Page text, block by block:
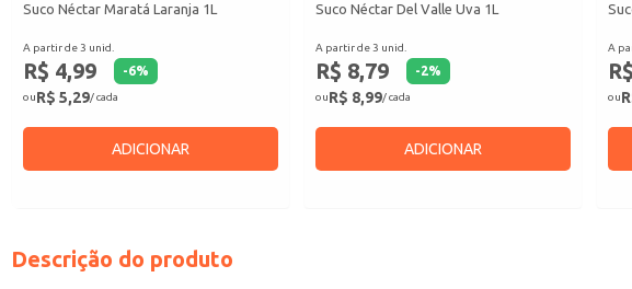
Suco Néctar Maratá Laranja 1L
A partir de 3 unid.
R$ 4,99 -6%
ouR$ 5,29/ cada
ADICIONAR
Suco Néctar Del Valle Uva 1L
A partir de 3 unid.
R$ 8,79 -2%
ouR$ 8,99/ cada
ADICIONAR
A
ou
Descrição do produto